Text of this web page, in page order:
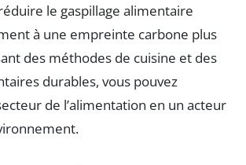
le gaspillage alimentaire
à une empreinte carbone plus
des méthodes de cuisine et des
durables, vous pouvez
de l’alimentation en un acteur